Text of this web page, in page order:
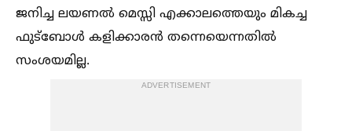
ജനിച്ച ലയണല്‍ മെസ്സി എക്കാലത്തെയും മികച്ച
ഫുട്ബോള്‍ കളിക്കാരൻ തന്നെയെന്നതില്‍
സംശയമില്ല.
ADVERTISEMENT